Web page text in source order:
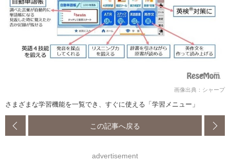
画像出典：シャープ
さまざまな学習機能を一覧でき、すぐに使える「学習メニュー」
この記事へ戻る
advertisement